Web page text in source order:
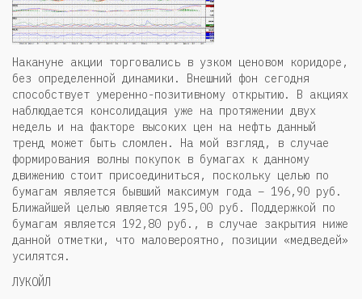
Накануне акции торговались в узком ценовом коридоре,
без определенной динамики. Внешний фон сегодня
способствует умеренно-позитивному открытию. В акциях
наблюдается консолидация уже на протяжении двух
недель и на факторе высоких цен на нефть данный
тренд может быть сломлен. На мой взгляд, в случае
формирования волны покупок в бумагах к данному
движению стоит присоединиться, поскольку целью по
бумагам является бывший максимум года – 196,90 руб.
Ближайшей целью является 195,00 руб. Поддержкой по
бумагам является 192,80 руб., в случае закрытия ниже
данной отметки, что маловероятно, позиции «медведей»
усилятся.
ЛУКОЙЛ